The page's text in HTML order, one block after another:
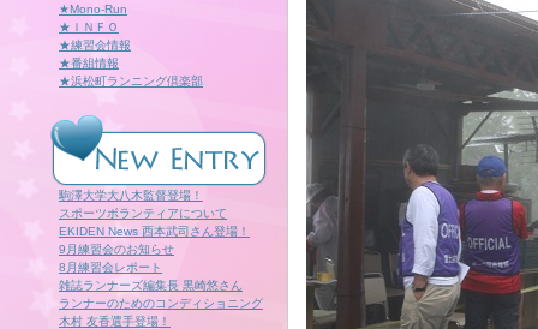
★Mono-Run
★ＩＮＦＯ
★練習会情報
★番組情報
★浜松町ランニング倶楽部
駒澤大学大八木監督登場！
スポーツボランティアについて
EKIDEN News 西本武司さん登場！
9月練習会のお知らせ
8月練習会レポート
雑誌ランナーズ編集長 黒崎悠さん
ランナーのためのコンディショニング
木村 友香選手登場！